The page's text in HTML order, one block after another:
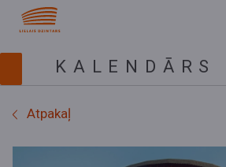
KALENDĀRS
Atpakaļ